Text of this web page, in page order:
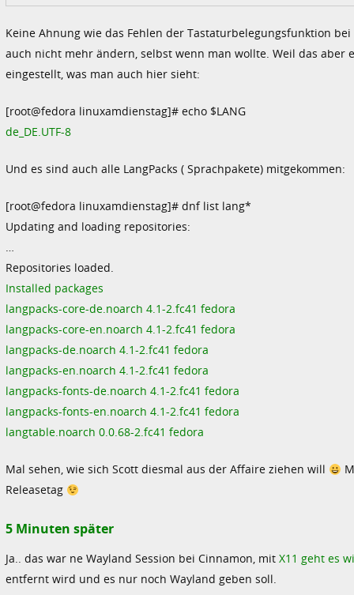
Keine Ahnung wie das Fehlen der Tastaturbelegungsfunktion
auch nicht mehr ändern, selbst wenn man wollte. Weil das
eingestellt, was man auch hier sieht:
[root@fedora linuxamdienstag]# echo $LANG
de_DE.UTF-8
Und es sind auch alle LangPacks ( Sprachpakete) mitgekommen:
[root@fedora linuxamdienstag]# dnf list lang*
Updating and loading repositories:
…
Repositories loaded.
Installed packages
langpacks-core-de.noarch 4.1-2.fc41 fedora
langpacks-core-en.noarch 4.1-2.fc41 fedora
langpacks-de.noarch 4.1-2.fc41 fedora
langpacks-en.noarch 4.1-2.fc41 fedora
langpacks-fonts-de.noarch 4.1-2.fc41 fedora
langpacks-fonts-en.noarch 4.1-2.fc41 fedora
langtable.noarch 0.0.68-2.fc41 fedora
Mal sehen, wie sich Scott diesmal aus der Affaire ziehen will
Releasetag
5 Minuten später
Ja.. das war ne Wayland Session bei Cinnamon, mit X11 geht es
entfernt wird und es nur noch Wayland geben soll.